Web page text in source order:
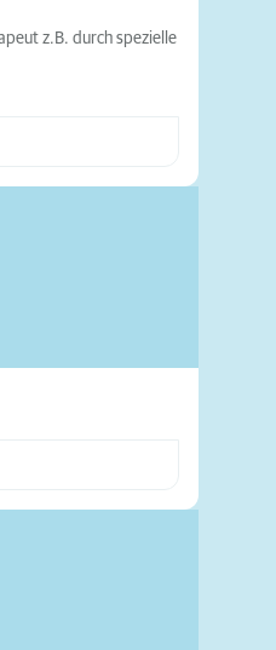
z.B. durch spezielle